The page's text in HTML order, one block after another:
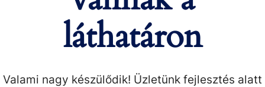
láthatáron
Valami nagy készülődik! Üzletünk fejlesztés alatt